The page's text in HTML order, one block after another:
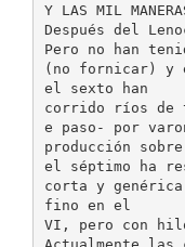
Y LAS MIL
Después del
Pero no han
(no fornicar) y
el sexto han
corrido ríos de
e paso- por
producción sobre
el séptimo ha
corta y
fino en el
VI, pero con
Actualmente las